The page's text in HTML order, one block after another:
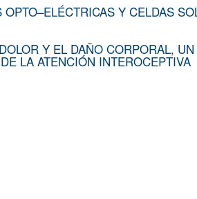
Y CELDAS
Y EL DAÑO CORPORAL, UN
LA ATENCIÓN INTEROCEPTIVA